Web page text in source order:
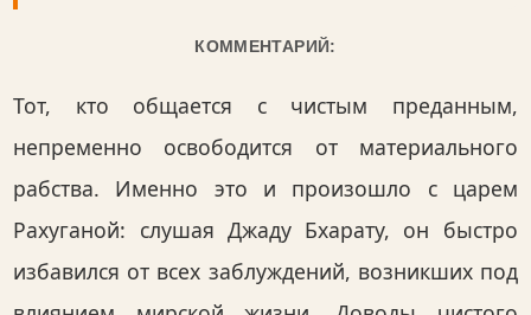
КОММЕНТАРИЙ:
Тот, кто общается с чистым преданным,
непременно освободится от материального
рабства. Именно это и произошло с царем
Рахуганой: слушая Джаду Бхарату, он быстро
избавился от всех заблуждений, возникших под